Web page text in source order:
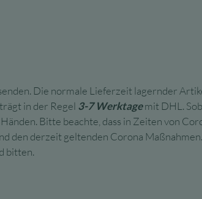
Die normale Lieferzeit lagernder
in der Regel 3-7 Werktagemit DHL.
Bitte beachte, dass in Zeiten von
den derzeit geltenden Corona
bitten.